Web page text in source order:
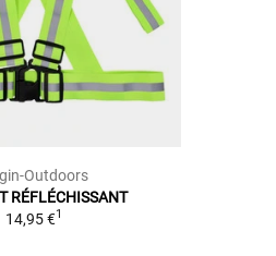
Outdoors
RÉFLÉCHISSANT
14,95 €1